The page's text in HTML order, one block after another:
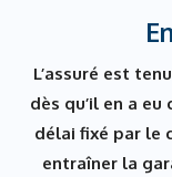
L’assuré est
dès qu’il en a
délai fixé par le
entraîner la